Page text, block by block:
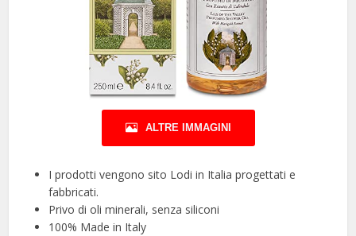
ALTRE IMMAGINI
I prodotti vengono sito Lodi in Italia progettati e
fabbricati.
Privo di oli minerali, senza siliconi
100% Made in Italy